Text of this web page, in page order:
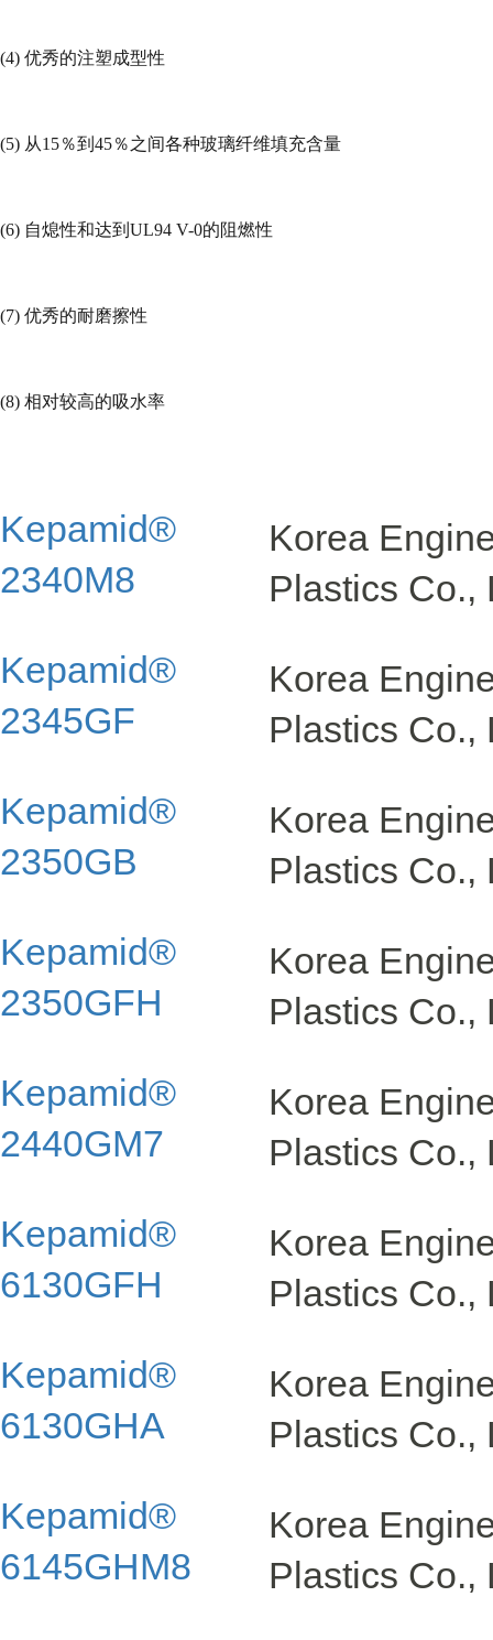
(4) 优秀的注塑成型性
(5) 从15％到 45％之间各种玻璃纤维填充含量
(6) 自熄性和达到 UL94 V-0的阻燃性
(7) 优秀的耐磨擦性
(8) 相对较高的吸水率
Kepamid®
2340M8
Korea
Plastics Co.,
Kepamid®
2345GF
Korea
Plastics Co.,
Kepamid®
2350GB
Korea
Plastics Co.,
Kepamid®
2350GFH
Korea
Plastics Co.,
Kepamid®
2440GM7
Korea
Plastics Co.,
Kepamid®
6130GFH
Korea
Plastics Co.,
Kepamid®
6130GHA
Korea
Plastics Co.,
Kepamid®
6145GHM8
Korea
Plastics Co.,